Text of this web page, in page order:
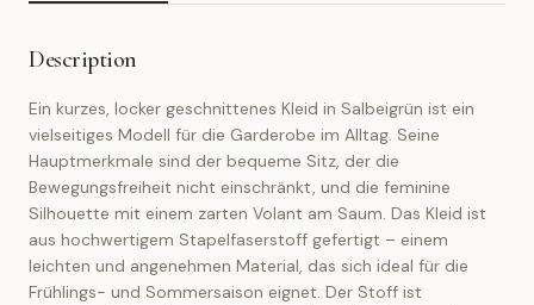
Description
Ein kurzes, locker geschnittenes Kleid in Salbeigrün ist ein
vielseitiges Modell für die Garderobe im Alltag. Seine
Hauptmerkmale sind der bequeme Sitz, der die
Bewegungsfreiheit nicht einschränkt, und die feminine
Silhouette mit einem zarten Volant am Saum. Das Kleid ist
aus hochwertigem Stapelfaserstoff gefertigt – einem
leichten und angenehmen Material, das sich ideal für die
Frühlings- und Sommersaison eignet. Der Stoff ist